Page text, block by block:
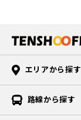
エリアから探す
路線から探す